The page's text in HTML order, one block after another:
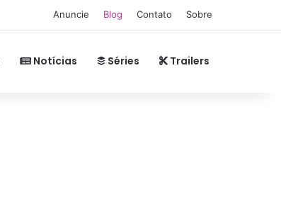
Anuncie Blog Contato Sobre
Notícias Séries Trailers